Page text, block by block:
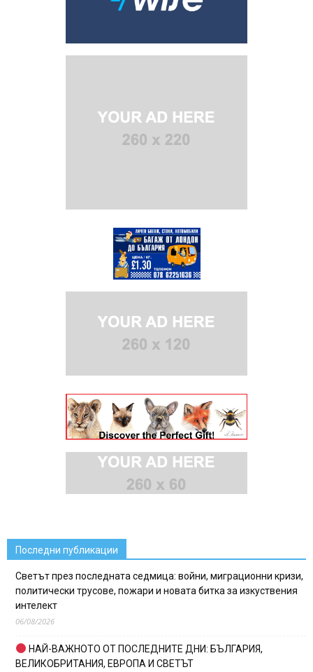
Последни публикации
Светът през последната седмица: войни, миграционни кризи,
политически трусове, пожари и новата битка за изкуствения
интелект
06/08/2026
НАЙ-ВАЖНОТО ОТ ПОСЛЕДНИТЕ ДНИ: БЪЛГАРИЯ,
ВЕЛИКОБРИТАНИЯ, ЕВРОПА И СВЕТЪТ